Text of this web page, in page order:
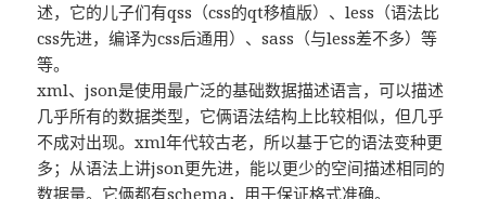
述，它的儿子们有qss（css的qt移植版）、less（语法比
css先进，编译为css后通用）、sass（与less差不多）等
等。
xml、json是使用最广泛的基础数据描述语言，可以描述
几乎所有的数据类型，它俩语法结构上比较相似，但几乎
不成对出现。xml年代较古老，所以基于它的语法变种更
多；从语法上讲json更先进，能以更少的空间描述相同的
数据量。它俩都有schema，用于保证格式准确。